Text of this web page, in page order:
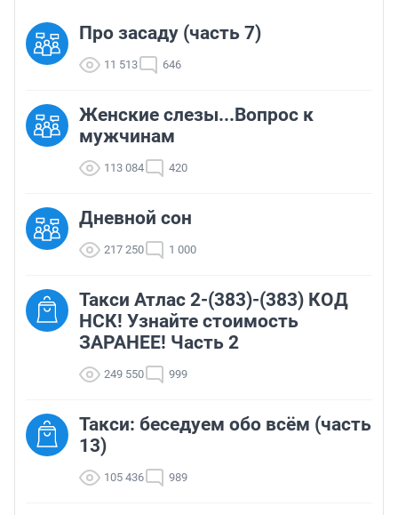
Про засаду (часть 7)
11 513 646
Женские слезы...Вопрос к
мужчинам
113 084 420
Дневной сон
217 250 1 000
Такси Атлас 2-(383)-(383) КОД
НСК! Узнайте стоимость
ЗАРАНЕЕ! Часть 2
249 550 999
Такси: беседуем обо всём (часть
13)
105 436 989